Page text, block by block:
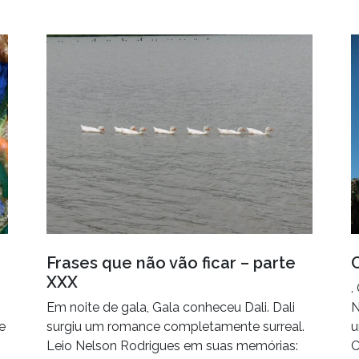
Frases que não vão ficar – parte
XXX
Em noite de gala, Gala conheceu Dali. Dali
surgiu um romance completamente surreal.
Leio Nelson Rodrigues em suas memórias:
.